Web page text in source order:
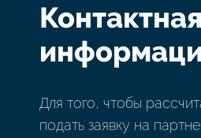
Контактная
Для того, чтобы
подать заявку на